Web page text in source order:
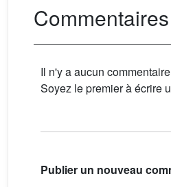
Commentaires
Il n'y a aucun
Soyez le premier à écrire
Publier un nouveau